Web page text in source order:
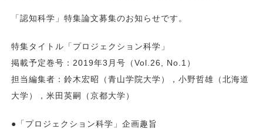
「認知科学」特集論文募集のお知らせです。
特集タイトル「プロジェクション科学」
掲載予定巻号：2019年3月号（Vol.26, No.1）
担当編集者：鈴木宏昭（青山学院大学），小野哲雄（北海道
大学），米田英嗣（京都大学）
●「プロジェクション科学」企画趣旨